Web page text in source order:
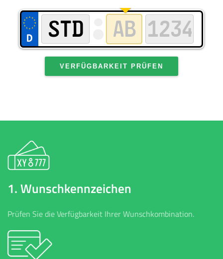
VERFÜGBARKEIT PRÜFEN
1. Wunschkennzeichen
Prüfen Sie die Verfügbarkeit Ihrer Wunschkombination.